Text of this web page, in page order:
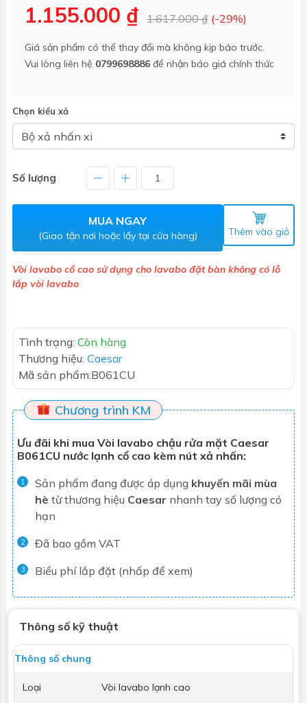
1.155.000 ₫ 1.617.000 ₫ (-29%)
Giá sản phẩm có thể thay đổi mà không kịp báo trước.
Vui lòng liên hệ 0799698886 để nhận báo giá chính thức
Chọn kiểu xả
Số lượng
MUA NGAY
(Giao tận nơi hoặc lấy tại cửa hàng) Thêm vào giỏ
Vòi lavabo cổ cao sử dụng cho lavabo đặt bàn không có lỗ
lắp vòi lavabo
Tình trạng: Còn hàng
Thương hiệu: Caesar
Mã sản phẩm:B061CU
Chương trình KM
Ưu đãi khi mua Vòi lavabo chậu rửa mặt Caesar
B061CU nước lạnh cổ cao kèm nút xả nhấn:
1 Sản phẩm đang được áp dụng khuyến mãi mùa
hè từ thương hiệu Caesar nhanh tay số lượng có
hạn
2 Đã bao gồm VAT
3 Biểu phí lắp đặt (nhấp để xem)
Thông số kỹ thuật
Thông số chung
Loại Vòi lavabo lạnh cao